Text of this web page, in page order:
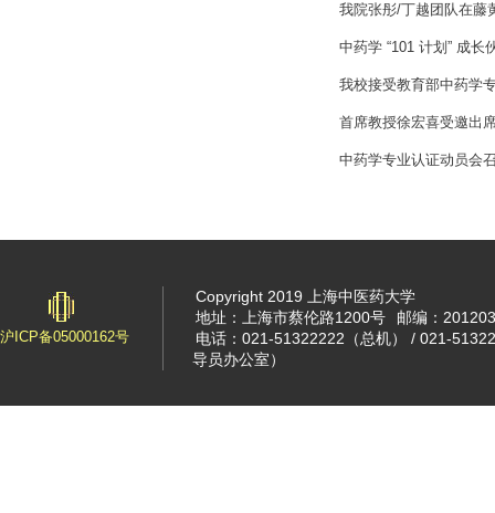
我院张彤/丁越团队在藤
中药学 “101 计划” 成长
我校接受教育部中药学
首席教授徐宏喜受邀出
中药学专业认证动员会
沪ICP备05000162号
Copyright 2019 上海中医药大学
地址：上海市蔡伦路1200号
邮编：201203
电话：021-51322222（总机） / 021-
导员办公室）